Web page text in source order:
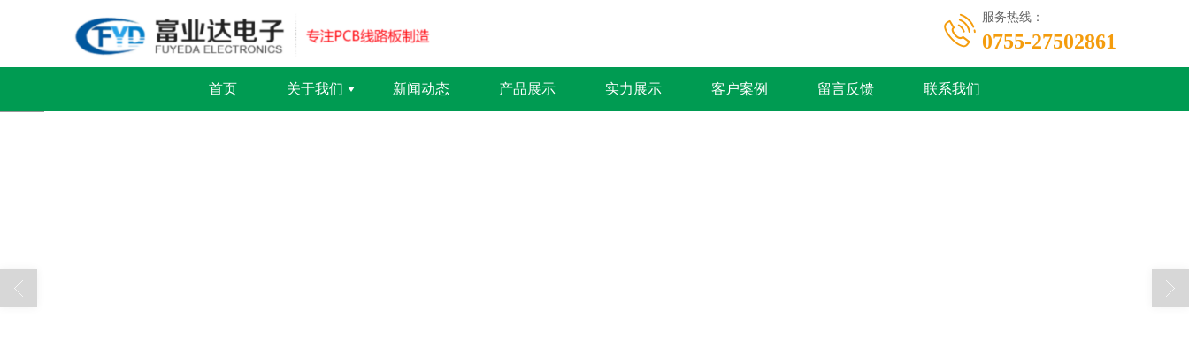
服务热线：
0755-27502861
首页 关于我们 新闻动态 产品展示 实力展示 客户案例 留言反馈 联系我们